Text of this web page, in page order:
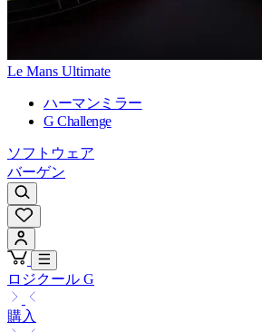
Le Mans Ultimate
ハーマンミラー
G Challenge
ソフトウェア
バーゲン
ロジクール G
購入